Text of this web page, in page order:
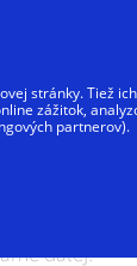
1447 a
a
ďalej.
stránky. Tiež ich
zážitok,
partnerov).